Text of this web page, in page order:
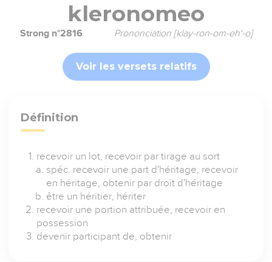
kleronomeo
Strong n°2816 Prononciation [klay-ron-om-eh'-o]
Voir les versets relatifs
Définition
recevoir un lot, recevoir par tirage au sort
spéc. recevoir une part d'héritage, recevoir
en héritage, obtenir par droit d'héritage
être un héritier, hériter
recevoir une portion attribuée, recevoir en
possession
devenir participant de, obtenir